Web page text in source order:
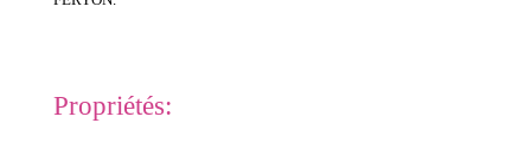
Propriétés: